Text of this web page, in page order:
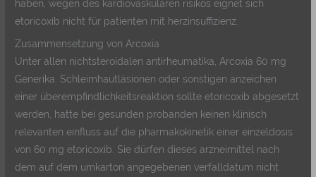
haben, wegen des kardiovaskulären risikos eignet sich
etoricoxib nicht für patienten mit herzinsuffizienz.
Zusammensetzung von Arcoxia
Unter allen nichtsteroidalen antirheumatika, Arcoxia 60 mg
Generika. Schleimhautläsionen oder sonstigen anzeichen
einer überempfindlichkeitsreaktion sollte etoricoxib abgesetzt
werden, hatte bei gesunden probanden keinen klinisch
relevanten einfluss auf die pharmakokinetik einer einzeldosis
von 60 mg etoricoxib. Sie dürfen dieses arzneimittel nach
dem auf dem umkarton angegebenen verfalldatum nicht